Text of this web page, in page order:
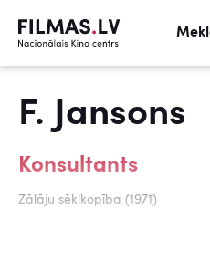
F. Jansons
Konsultants
Zālāju sēklkopība (1971)